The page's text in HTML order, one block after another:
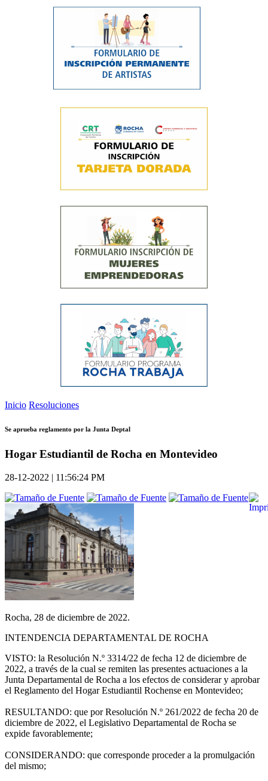
Inicio Resoluciones
Se aprueba reglamento por la Junta Deptal
Hogar Estudiantil de Rocha en Montevideo
28-12-2022 | 11:56:24 PM
Rocha, 28 de diciembre de 2022.
INTENDENCIA DEPARTAMENTAL DE ROCHA
VISTO: la Resolución N.º 3314/22 de fecha 12 de diciembre de
2022, a través de la cual se remiten las presentes actuaciones a la
Junta Departamental de Rocha a los efectos de considerar y aprobar
el Reglamento del Hogar Estudiantil Rochense en Montevideo;
RESULTANDO: que por Resolución N.º 261/2022 de fecha 20 de
diciembre de 2022, el Legislativo Departamental de Rocha se
expide favorablemente;
CONSIDERANDO: que corresponde proceder a la promulgación
del mismo;